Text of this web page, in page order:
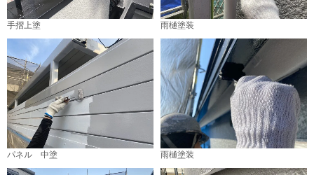
手摺上塗 雨樋塗装
パネル 中塗 雨樋塗装